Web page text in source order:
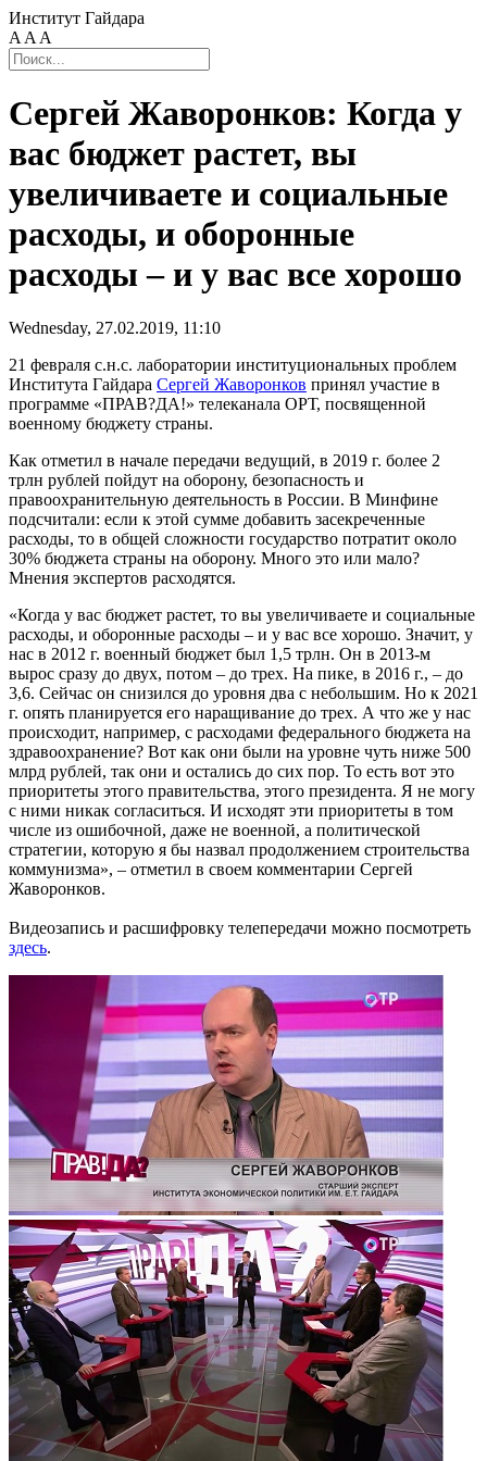
Институт Гайдара
A A A
Сергей Жаворонков: Когда у
вас бюджет растет, вы
увеличиваете и социальные
расходы, и оборонные
расходы – и у вас все хорошо
Wednesday, 27.02.2019, 11:10
21 февраля с.н.с. лаборатории институциональных проблем
Института Гайдара Сергей Жаворонков принял участие в
программе «ПРАВ?ДА!» телеканала ОРТ, посвященной
военному бюджету страны.
Как отметил в начале передачи ведущий, в 2019 г. более 2
трлн рублей пойдут на оборону, безопасность и
правоохранительную деятельность в России. В Минфине
подсчитали: если к этой сумме добавить засекреченные
расходы, то в общей сложности государство потратит около
30% бюджета страны на оборону. Много это или мало?
Мнения экспертов расходятся.
«Когда у вас бюджет растет, то вы увеличиваете и социальные
расходы, и оборонные расходы – и у вас все хорошо. Значит, у
нас в 2012 г. военный бюджет был 1,5 трлн. Он в 2013-м
вырос сразу до двух, потом – до трех. На пике, в 2016 г., – до
3,6. Сейчас он снизился до уровня два с небольшим. Но к 2021
г. опять планируется его наращивание до трех. А что же у нас
происходит, например, с расходами федерального бюджета на
здравоохранение? Вот как они были на уровне чуть ниже 500
млрд рублей, так они и остались до сих пор. То есть вот это
приоритеты этого правительства, этого президента. Я не могу
с ними никак согласиться. И исходят эти приоритеты в том
числе из ошибочной, даже не военной, а политической
стратегии, которую я бы назвал продолжением строительства
коммунизма», – отметил в своем комментарии Сергей
Жаворонков.
Видеозапись и расшифровку телепередачи можно посмотреть
здесь.